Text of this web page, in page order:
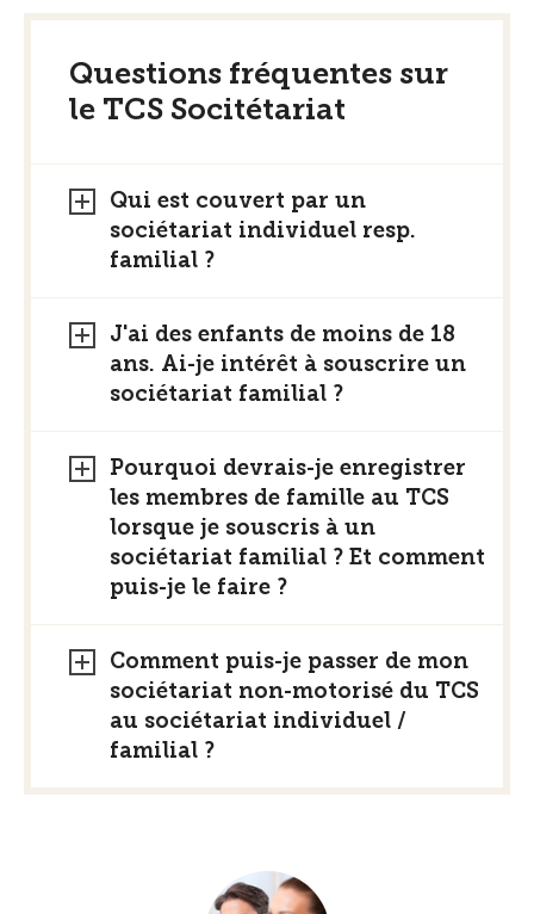
Questions fréquentes sur
le TCS Socitétariat
Qui est couvert par un
sociétariat individuel resp.
familial ?
J'ai des enfants de moins de 18
ans. Ai-je intérêt à souscrire un
sociétariat familial ?
Pourquoi devrais-je enregistrer
les membres de famille au TCS
lorsque je souscris à un
sociétariat familial ? Et comment
puis-je le faire ?
Comment puis-je passer de mon
sociétariat non-motorisé du TCS
au sociétariat individuel /
familial ?